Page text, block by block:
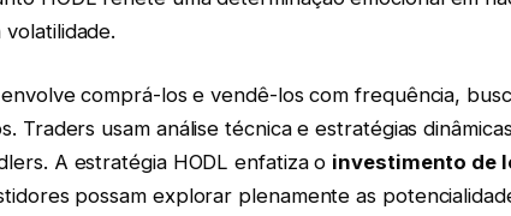
comprá-los e vendê-los com frequência,
Traders usam análise técnica e estratégias
A estratégia HODL enfatiza o investimento de
possam explorar plenamente as